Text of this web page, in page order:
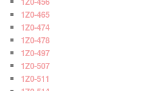
1Z0-465
1Z0-474
1Z0-478
1Z0-497
1Z0-507
1Z0-511